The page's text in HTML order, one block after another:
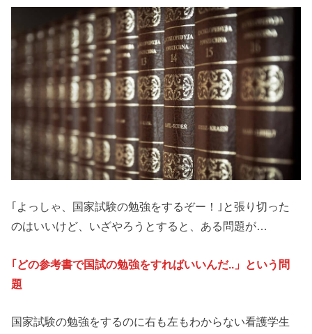
｢よっしゃ、国家試験の勉強をするぞー！｣と張り切った
のはいいけど、いざやろうとすると、ある問題が…
｢どの参考書で国試の勉強をすればいいんだ..」という問
題
国家試験の勉強をするのに右も左もわからない看護学生